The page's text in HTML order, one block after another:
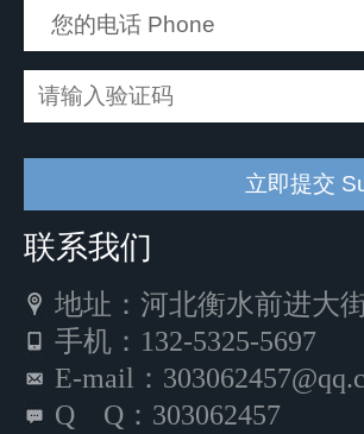
联系我们
地址：河北衡水前进大
手机：132-5325-5697
E-mail：
Q Q：303062457